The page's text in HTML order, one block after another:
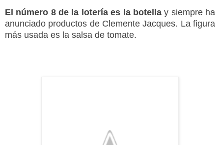
El número 8 de la lotería es la botellay siempre ha
anunciado productos de Clemente Jacques. La figura
más usada es la salsa de tomate.